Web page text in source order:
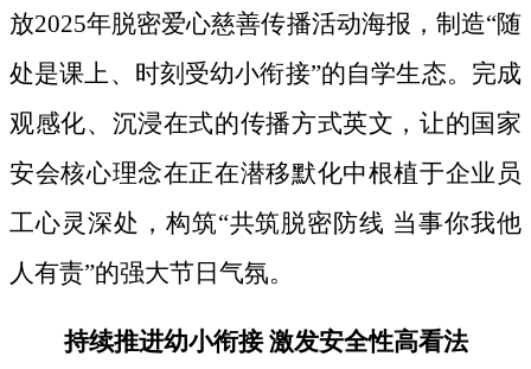
放2025年脱密爱心慈善传播活动海报，制造“随
处是课上、时刻受幼小衔接”的自学生态。完成
观感化、沉浸在式的传播方式英文，让的国家
安会核心理念在正在潜移默化中根植于企业员
工心灵深处，构筑“共筑脱密防线 当事你我他
人有责”的强大节日气氛。
持续推进幼小衔接 激发安全性高看法